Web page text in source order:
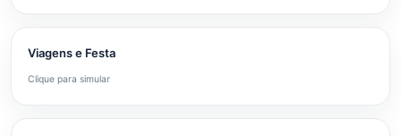
Viagens e Festa
Clique para simular